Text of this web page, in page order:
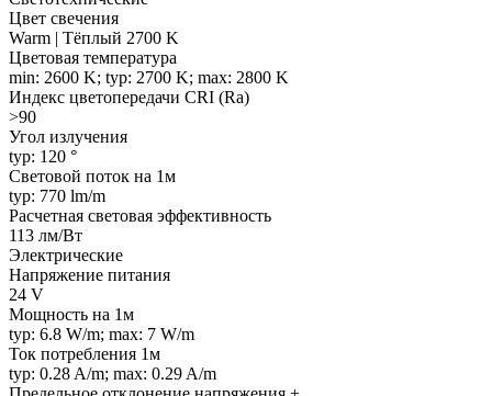
Цвет свечения
Warm | Тёплый 2700 K
Цветовая температура
min: 2600 K; typ: 2700 K; max: 2800 K
Индекс цветопередачи CRI (Ra)
>90
Угол излучения
typ: 120 °
Световой поток на 1м
typ: 770 lm/m
Расчетная световая эффективность
113 лм/Вт
Электрические
Напряжение питания
24 V
Мощность на 1м
typ: 6.8 W/m; max: 7 W/m
Ток потребления 1м
typ: 0.28 A/m; max: 0.29 A/m